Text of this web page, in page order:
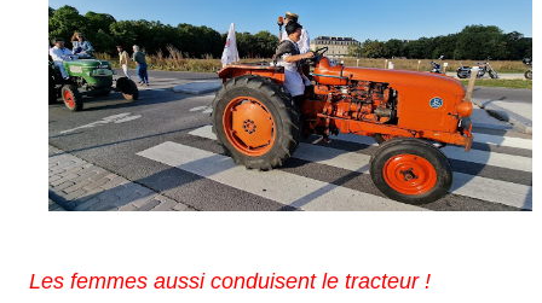
Les femmes aussi conduisent le tracteur !